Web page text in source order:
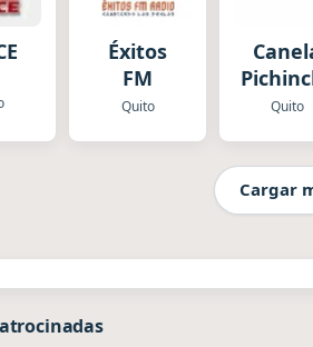
Éxitos
FM
Quito Quito
Cargar